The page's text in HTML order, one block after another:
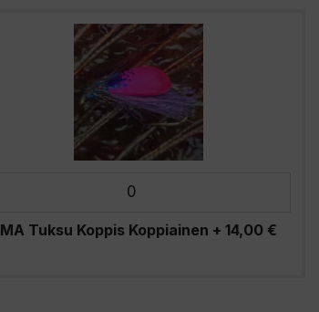
MA Tuksu Koppis Koppiainen +14,00 €